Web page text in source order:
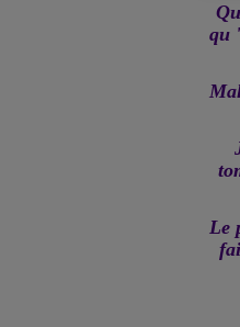
qu
Le